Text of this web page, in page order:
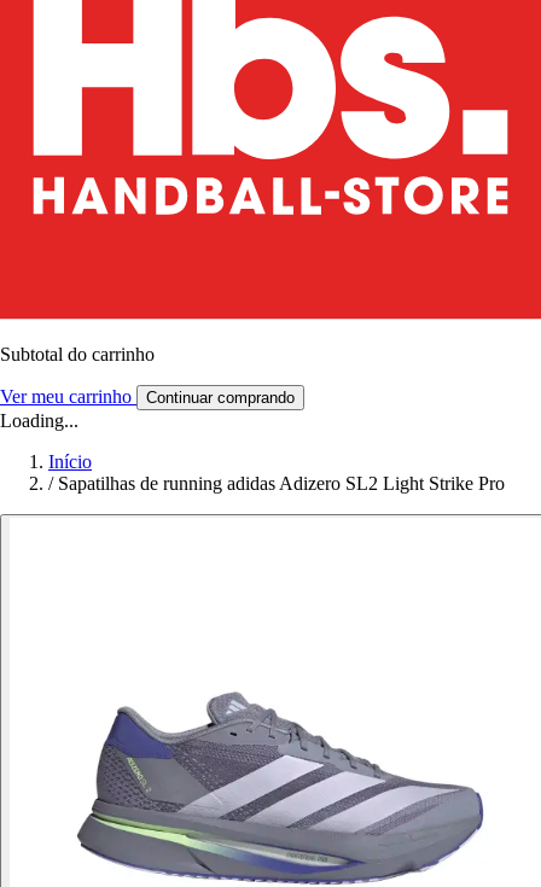
Subtotal do carrinho
Ver meu carrinho Continuar comprando
Loading...
Início
/ Sapatilhas de running adidas Adizero SL2 Light Strike Pro